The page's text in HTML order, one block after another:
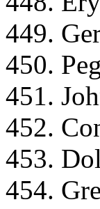
449.
450.
451.
452.
453.
454.